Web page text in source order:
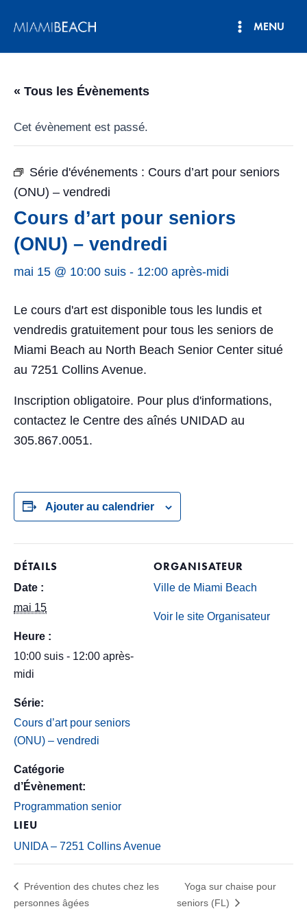
MENU
« Tous les Évènements
Cet évènement est passé.
Série d'événements : Cours d’art pour seniors
(ONU) – vendredi
Cours d’art pour seniors
(ONU) – vendredi
mai 15 @ 10:00 suis - 12:00 après-midi
Le cours d'art est disponible tous les lundis et
vendredis gratuitement pour tous les seniors de
Miami Beach au North Beach Senior Center situé
au 7251 Collins Avenue.
Inscription obligatoire. Pour plus d'informations,
contactez le Centre des aînés UNIDAD au
305.867.0051.
Ajouter au calendrier
DÉTAILS
Date :
mai 15
Heure :
10:00 suis - 12:00 après-
midi
Série:
Cours d’art pour seniors
(ONU) – vendredi
Catégorie
d’Évènement:
Programmation senior
LIEU
UNIDA – 7251 Collins Avenue
ORGANISATEUR
Ville de Miami Beach
Voir le site Organisateur
Prévention des chutes chez les
personnes âgées
Yoga sur chaise pour
seniors (FL)